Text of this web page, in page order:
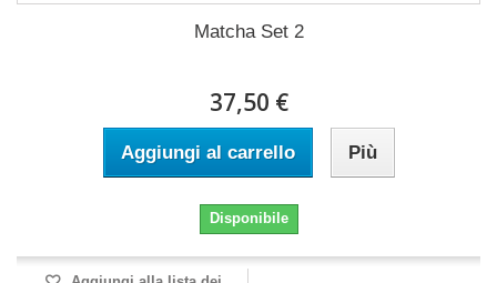
Matcha Set 2
37,50 €
Aggiungi al carrello Più
Disponibile